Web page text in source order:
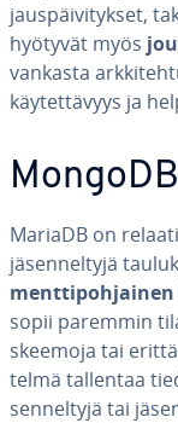
jaus­päi­vi­tyk­set,
hyötyvät myös
vankasta
käy­tet­tä­vyys ja
MongoDB
MariaDB on
jä­sen­nel­ty­jä
ment­ti­poh­jai­nen
sopii paremmin
skeemoja tai
tel­mä tallentaa
sen­nel­ty­jä tai